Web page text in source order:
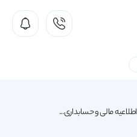
اطلاعیه مالی و حسابداری...